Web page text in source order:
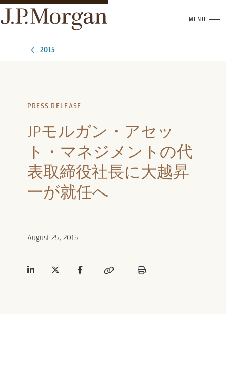
MENU
2015
PRESS RELEASE
JPモルガン・アセッ
ト・マネジメントの代
表取締役社長に大越昇
一が就任へ
August 25, 2015